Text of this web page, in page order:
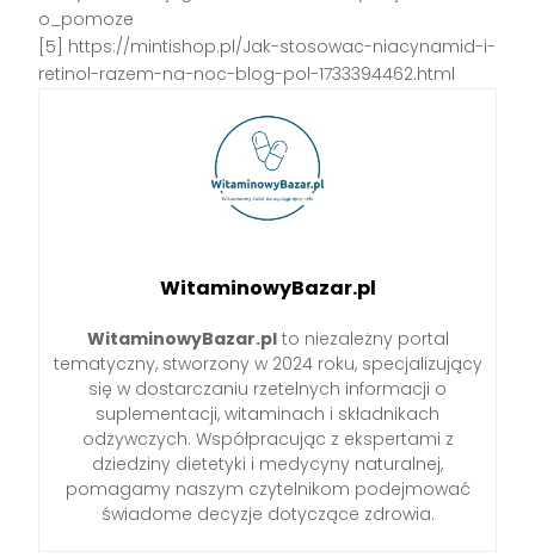
o_pomoze
[5] https://mintishop.pl/Jak-stosowac-niacynamid-i-
retinol-razem-na-noc-blog-pol-1733394462.html
WitaminowyBazar.pl
WitaminowyBazar.plto niezależny portal
tematyczny, stworzony w 2024 roku, specjalizujący
się w dostarczaniu rzetelnych informacji o
suplementacji, witaminach i składnikach
odżywczych. Współpracując z ekspertami z
dziedziny dietetyki i medycyny naturalnej,
pomagamy naszym czytelnikom podejmować
świadome decyzje dotyczące zdrowia.